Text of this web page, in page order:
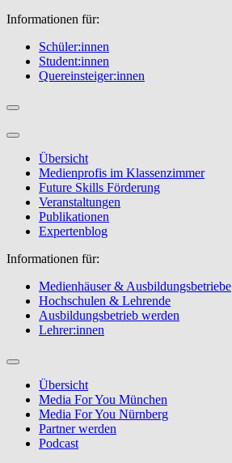
Informationen für:
Schüler:innen
Student:innen
Quereinsteiger:innen
Übersicht
Medienprofis im Klassenzimmer
Future Skills Förderung
Veranstaltungen
Publikationen
Expertenblog
Informationen für:
Medienhäuser & Ausbildungsbetriebe
Hochschulen & Lehrende
Ausbildungsbetrieb werden
Lehrer:innen
Übersicht
Media For You München
Media For You Nürnberg
Partner werden
Podcast